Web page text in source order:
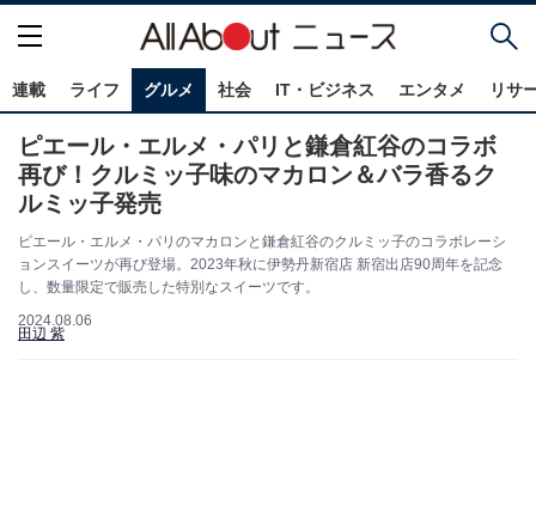
連載 ライフ グルメ 社会 IT・ビジネス エンタメ リサ
ピエール・エルメ・パリと鎌倉紅谷のコラボ
再び！クルミッ子味のマカロン＆バラ香るク
ルミッ子発売
ピエール・エルメ・パリのマカロンと鎌倉紅谷のクルミッ子のコラボレーシ
ョンスイーツが再び登場。2023年秋に伊勢丹新宿店 新宿出店90周年を記念
し、数量限定で販売した特別なスイーツです。
2024.08.06
田辺 紫